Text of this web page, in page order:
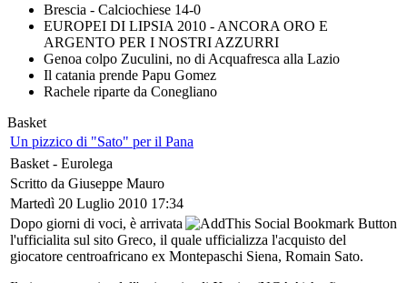
Brescia - Calciochiese 14-0
EUROPEI DI LIPSIA 2010 - ANCORA ORO E
ARGENTO PER I NOSTRI AZZURRI
Genoa colpo Zuculini, no di Acquafresca alla Lazio
Il catania prende Papu Gomez
Rachele riparte da Conegliano
Basket
Un pizzico di "Sato" per il Pana
Basket - Eurolega
Scritto da Giuseppe Mauro
Martedì 20 Luglio 2010 17:34
Dopo giorni di voci, è arrivata
l'ufficialita sul sito Greco, il quale ufficializza l'acquisto del
giocatore centroafricano ex Montepaschi Siena, Romain Sato.